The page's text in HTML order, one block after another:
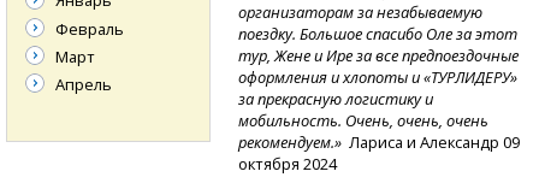
организаторам за незабываемую
поездку. Большое спасибо Оле за этот
тур, Жене и Ире за все предпоездочные
оформления и хлопоты и «ТУРЛИДЕРУ»
за прекрасную логистику и
мобильность. Очень, очень, очень
рекомендуем.» Лариса и Александр 09
октября 2024
Февраль
Март
Апрель